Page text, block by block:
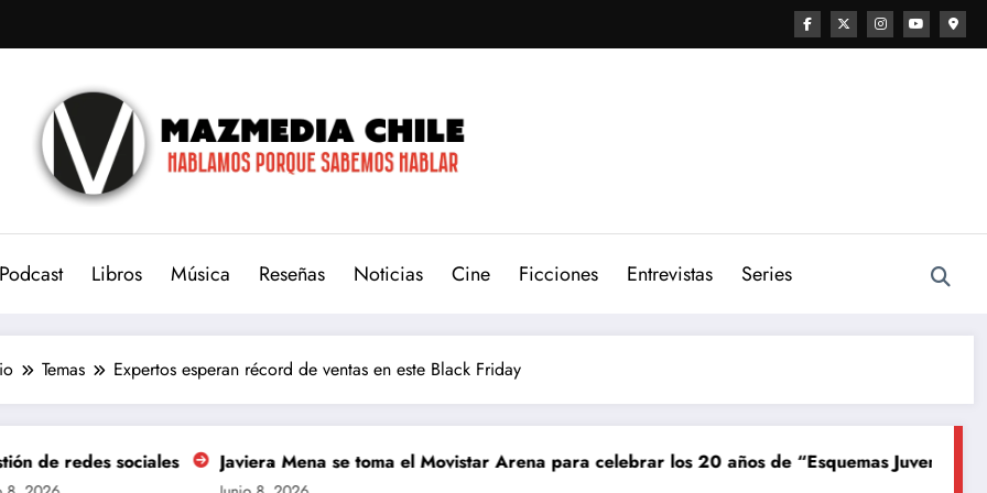
Podcast Libros Música Reseñas Noticias Cine Ficciones Entrevistas Series
Temas Expertos esperan récord de ventas en este Black Friday
sociales Javiera Mena se toma el Movistar Arena para celebrar los 20 años de “Esquemas Juveniles” ¡La